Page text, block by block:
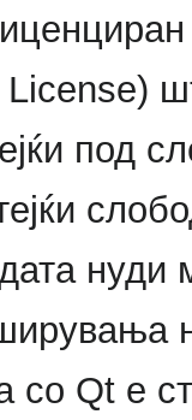
под
нуди
со Qt е